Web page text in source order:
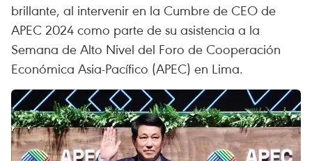
brillante, al intervenir en la Cumbre de CEO de
APEC 2024 como parte de su asistencia a la
Semana de Alto Nivel del Foro de Cooperación
Económica Asia-Pacífico (APEC) en Lima.